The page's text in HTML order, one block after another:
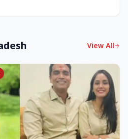
View All